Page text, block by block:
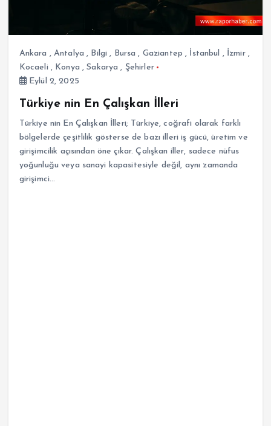
Ankara , Antalya , Bilgi , Bursa , Gaziantep , İstanbul , İzmir,
Kocaeli , Konya ,Sakarya , Şehirler
Eylül 2, 2025
Türkiye nin En Çalışkan İlleri
Türkiye nin En Çalışkan İlleri; Türkiye, coğrafi olarak farklı
bölgelerde çeşitlilik gösterse de bazı illeri iş gücü, üretim ve
girişimcilik açısından öne çıkar. Çalışkan iller, sadece nüfus
yoğunluğu veya sanayi kapasitesiyle değil, aynı zamanda
girişimci…